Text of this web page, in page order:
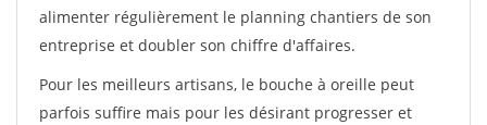
alimenter régulièrement le planning chantiers de son
entreprise et doubler son chiffre d'affaires.
Pour les meilleurs artisans, le bouche à oreille peut
parfois suffire mais pour les désirant progresser et